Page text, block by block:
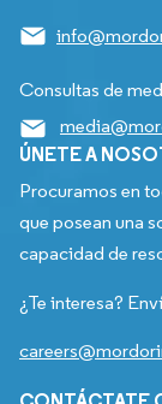
Consultas de
ÚNETE A
Procuramos en
que posean una
capacidad de
¿Te interesa?